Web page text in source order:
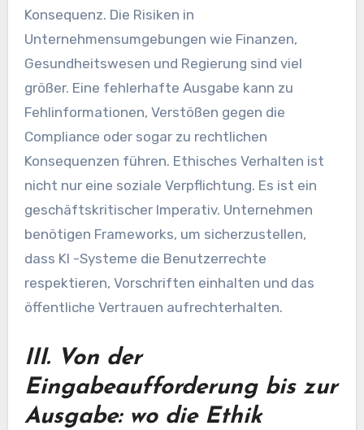
Konsequenz. Die Risiken in
Unternehmensumgebungen wie Finanzen,
Gesundheitswesen und Regierung sind viel
größer. Eine fehlerhafte Ausgabe kann zu
Fehlinformationen, Verstößen gegen die
Compliance oder sogar zu rechtlichen
Konsequenzen führen. Ethisches Verhalten ist
nicht nur eine soziale Verpflichtung. Es ist ein
geschäftskritischer Imperativ. Unternehmen
benötigen Frameworks, um sicherzustellen,
dass KI -Systeme die Benutzerrechte
respektieren, Vorschriften einhalten und das
öffentliche Vertrauen aufrechterhalten.
III. Von der
Eingabeaufforderung bis zur
Ausgabe: wo die Ethik